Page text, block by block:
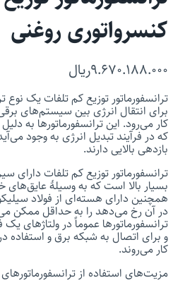
کنسرواتوری روغنی
۹.۶۷۰.۱۸۸.۰۰۰ریال
ترانسفورماتور توزیع کم تلفات یک نوع
برای انتقال انرژی بین سیستم‌های
کار می‌رود. این ترانسفورماتورها به
که در فرآیند تبدیل انرژی به وجود
بازدهی بالایی دارند.
ترانسفورماتور توزیع کم تلفات دارای
بسیار بالا است که به وسیلهٔ
همچنین دارای هسته‌ای از فولاد
در آن رخ می‌دهد را به حداقل ممکن
ترانسفورماتورها عموماً در ولتاژهای
و برای اتصال به شبکه برق و استفاده
کار می‌روند.
مزیت‌های استفاده از ترانسفورماتورهای